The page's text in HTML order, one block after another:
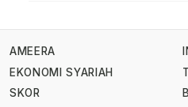
AMEERA
EKONOMI SYARIAH
SKOR